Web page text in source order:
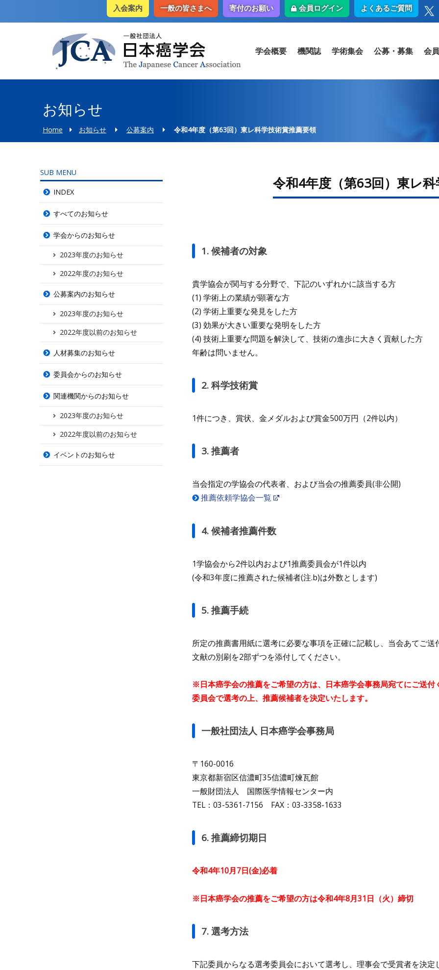
入会案内 一般の皆さまへ 寄付のお願い 会員ログイン よくあるご質問
学会概要 機関誌 学術集会 公募・募集 会
お知らせ
SUB MENU
INDEX
すべてのお知らせ
学会からのお知らせ
2023年度のお知らせ
2022年度のお知らせ
公募案内のお知らせ
2023年度のお知らせ
2022年度以前のお知らせ
人材募集のお知らせ
委員会からのお知らせ
関連機関からのお知らせ
2023年度のお知らせ
2022年度以前のお知らせ
イベントのお知らせ
Home お知らせ 公募案内 令和4年度（第63回）東レ科学技術賞推薦要領
令和4年度（第63回）東レ
1. 候補者の対象
貴学協会が関与する分野で、下記のいずれかに該当する方
(1) 学術上の業績が顕著な方
(2) 学術上重要な発見をした方
(3) 効果が大きい重要な発明をした方
(4) 技術上重要な問題を解決して、技術の進歩に大きく貢献した方
年齢は問いません。
2. 科学技術賞
1件につき、賞状、金メダルおよび賞金500万円（2件以内）
3. 推薦者
当会指定の学協会の代表者、および当会の推薦委員(非公開)
推薦依頼学協会一覧
4. 候補者推薦件数
1学協会から2件以内および1推薦委員会が1件以内
(令和3年度に推薦された候補者(注.b)は外数とします)
5. 推薦手続
所定の推薦書用紙に選考に必要な事項を正確に記載し、当会あてご送
文献の別刷を2部ずつを添付してください。
※日本癌学会の推薦をご希望の方は、日本癌学会事務局宛てにご送付
委員会で選考の上、推薦候補者を決定いたします。
一般社団法人 日本癌学会事務局
〒160-0016
東京都新宿区信濃町35信濃町煉瓦館
一般財団法人 国際医学情報センター内
TEL：03-5361-7156 FAX：03-3358-1633
6. 推薦締切期日
令和4年10月7日(金)必着
※日本癌学会の推薦をご希望の方は令和4年8月31日（火）締切
7. 選考方法
下記委員からなる選考委員会において選考し、理事会で受賞者を決定